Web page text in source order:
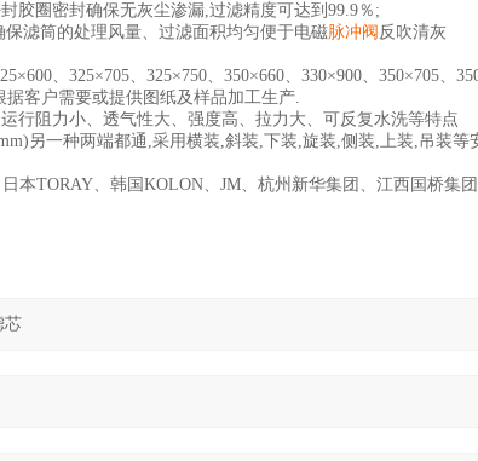
胶圈密封确保无灰尘渗漏,过滤精度可达到 99.9％ ;
保滤筒的处理风量、过滤面积均匀便于电磁脉冲阀 反吹清灰
、 325×705、 325×750、 350×660、 330×900、 350×705、
据客户需要或提供图纸及样品加工生产.
行阻力小、透气性大、强度高、拉力大、可反复水洗等特点
另一种两端都通 ,采用横装,斜装,下装,旋装,侧装,上装,吊装等
日本TORAY、韩国 KOLON、 JM、杭州新华集团、江西国桥集团